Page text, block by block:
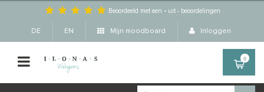
Beoordeeld met een - uit -beoordelingen
DE EN Mijn moodboard Inloggen
0